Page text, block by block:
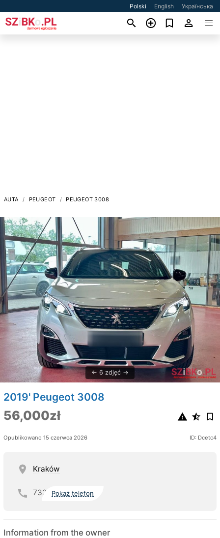
Polski English Українська
AUTA PEUGEOT PEUGEOT 3008
6 zdjęć
2019' Peugeot 3008
56,000zł
Opublikowano 15 czerwca 2026 ID: Dcetc4
Kraków
732 Pokaż telefon
Information from the owner